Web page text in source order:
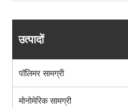
उत्पादों
पॉलिमर सामग्री
मोनोमेरिक सामग्री